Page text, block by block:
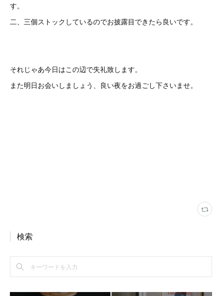
す。
二、三個ストックしているのでお披露目できたら良いです。
それじゃあ今日はこの辺で失礼致します。
また明日お会いしましょう、良い夜をお過ごし下さいませ。
検索